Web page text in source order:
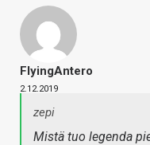
FlyingAntero
2.12.2019
zepi
Mistä tuo legenda